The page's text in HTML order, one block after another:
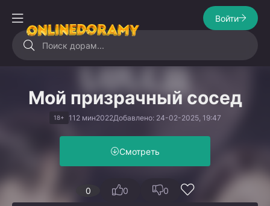
Войти
Мой призрачный сосед
18+ 112 мин2022Добавлено: 24-02-2025, 19:47
Смотреть
0 0 0